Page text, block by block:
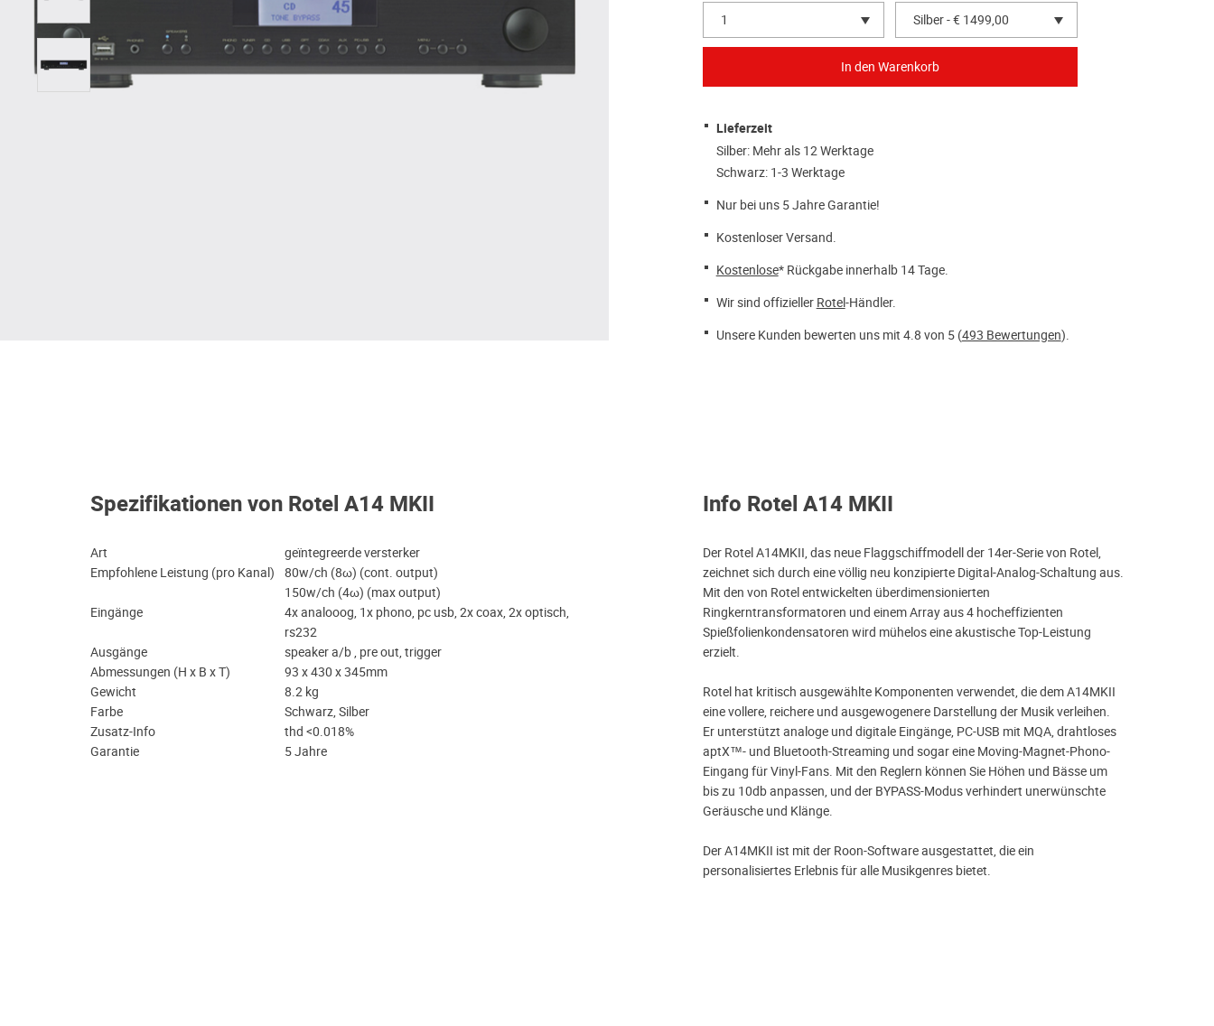
1 Silber - € 1499,00
Lieferzeit
Silber: Mehr als 12 Werktage
Schwarz: 1-3 Werktage
Nur bei uns 5 Jahre Garantie!
Kostenloser Versand.
Kostenlose* Rückgabe innerhalb 14 Tage.
Wir sind offizieller Rotel-Händler.
Unsere Kunden bewerten uns mit 4.8 von 5 (493 Bewertungen).
Spezifikationen von Rotel A14 MKII
Art
geïntegreerde versterker
Empfohlene Leistung (pro Kanal) 80w/ch (8ω) (cont. output)
150w/ch (4ω) (max output)
Eingänge
4x analooog, 1x phono, pc usb, 2x coax, 2x optisch,
rs232
Ausgänge
speaker a/b , pre out, trigger
Abmessungen (H x B x T)
93 x 430 x 345mm
Gewicht
8.2 kg
Farbe
Schwarz, Silber
Zusatz-Info
thd <0.018%
Garantie
5 Jahre
Info Rotel A14 MKII
Der Rotel A14MKII, das neue Flaggschiffmodell der 14er-Serie von Rotel,
zeichnet sich durch eine völlig neu konzipierte Digital-Analog-Schaltung aus.
Mit den von Rotel entwickelten überdimensionierten
Ringkerntransformatoren und einem Array aus 4 hocheffizienten
Spießfolienkondensatoren wird mühelos eine akustische Top-Leistung
erzielt.
Rotel hat kritisch ausgewählte Komponenten verwendet, die dem A14MKII
eine vollere, reichere und ausgewogenere Darstellung der Musik verleihen.
Er unterstützt analoge und digitale Eingänge, PC-USB mit MQA, drahtloses
aptX™- und Bluetooth-Streaming und sogar eine Moving-Magnet-Phono-
Eingang für Vinyl-Fans. Mit den Reglern können Sie Höhen und Bässe um
bis zu 10db anpassen, und der BYPASS-Modus verhindert unerwünschte
Geräusche und Klänge.
Der A14MKII ist mit der Roon-Software ausgestattet, die ein
personalisiertes Erlebnis für alle Musikgenres bietet.